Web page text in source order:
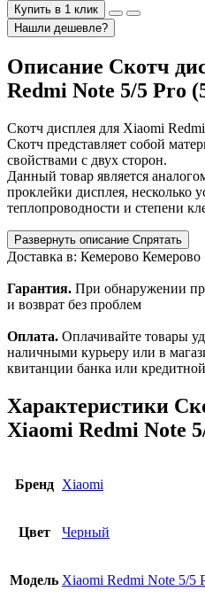
Купить в 1 клик
Нашли дешевле?
Описание Скотч
Redmi Note 5/5 Pro
Скотч дисплея для Xiaomi
Скотч представляет собой
свойствами с двух сторон.
Данный товар является
проклейки дисплея, несколько
теплопроводности и степени
Развернуть описание Спрятать
Доставка в: Кемерово Кемерово
Гарантия. При обнаружении
и возврат без проблем
Оплата. Оплачивайте товары
наличными курьеру или в
квитанции банка или
Характеристики
Xiaomi Redmi Note
Бренд Xiaomi
Цвет Черный
Модель Xiaomi Redmi Note 5/5